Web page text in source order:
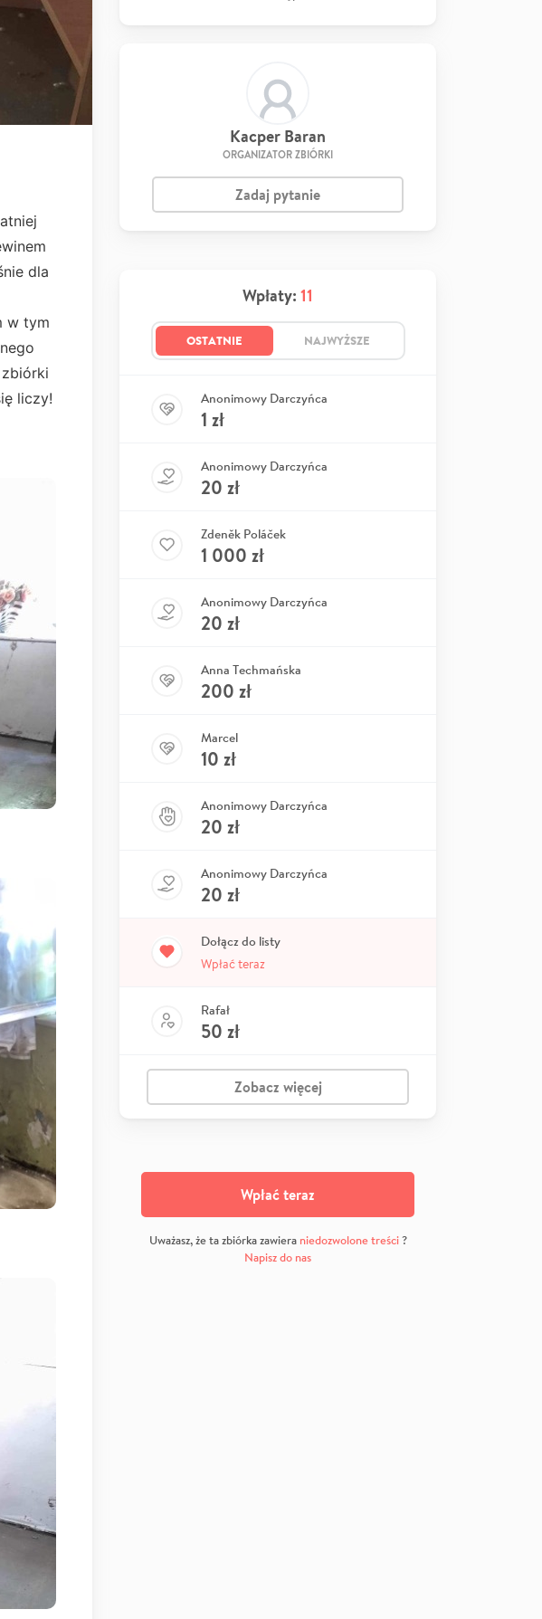
dla
w tym
liczy!
Kacper Baran
ORGANIZATOR ZBIÓRKI
Zadaj pytanie
Wpłaty: 11
OSTATNIE NAJWYŻSZE
Anonimowy Darczyńca
1 zł
Anonimowy Darczyńca
20 zł
Zdeněk Poláček
1 000 zł
Anonimowy Darczyńca
20 zł
Anna Techmańska
200 zł
Marcel
10 zł
Anonimowy Darczyńca
20 zł
Anonimowy Darczyńca
20 zł
Dołącz do listy
Wpłać teraz
Rafał
50 zł
Zobacz więcej
Wpłać teraz
Uważasz, że ta zbiórka zawiera niedozwolone treści?
Napisz do nas